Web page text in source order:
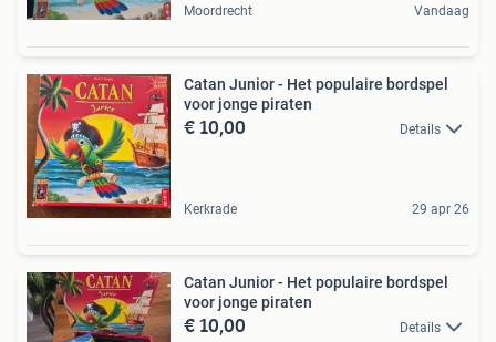
Moordrecht Vandaag
Catan Junior - Het populaire bordspel
voor jonge piraten
€ 10,00 Details
Kerkrade 29 apr 26
Catan Junior - Het populaire bordspel
voor jonge piraten
€ 10,00 Details